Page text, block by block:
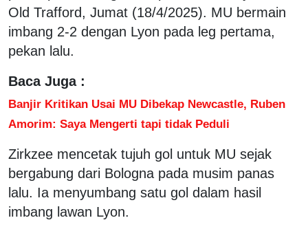
Old Trafford, Jumat (18/4/2025). MU bermain
imbang 2-2 dengan Lyon pada leg pertama,
pekan lalu.
Baca Juga :
Banjir Kritikan Usai MU Dibekap Newcastle, Ruben
Amorim: Saya Mengerti tapi tidak Peduli
Zirkzee mencetak tujuh gol untuk MU sejak
bergabung dari Bologna pada musim panas
lalu. Ia menyumbang satu gol dalam hasil
imbang lawan Lyon.